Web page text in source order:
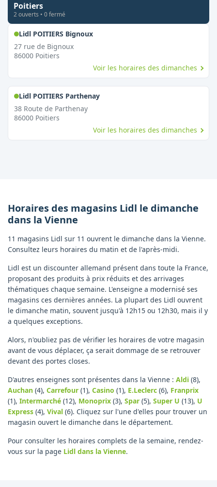
Poitiers
2ouverts • 0fermé
Lidl POITIERS Bignoux,
27 rue de Bignoux
86000 Poitiers
Voir les horaires des dimanches
Lidl POITIERS Parthenay,
38 Route de Parthenay
86000 Poitiers
Voir les horaires des dimanches
Horaires des magasins Lidl le dimanche
dans la Vienne
11 magasins Lidl sur 11 ouvrent le dimanche dans la Vienne.
Consultez leurs horaires du matin et de l'après-midi.
Lidl est un discounter allemand présent dans toute la France,
proposant des produits à prix réduits et des arrivages
thématiques chaque semaine. L'enseigne a modernisé ses
magasins ces dernières années. La plupart des Lidl ouvrent
le dimanche matin, souvent jusqu'à 12h15 ou 12h30, mais il y
a quelques exceptions.
Alors, n'oubliez pas de vérifier les horaires de votre magasin
avant de vous déplacer, ça serait dommage de se retrouver
devant des portes closes.
D'autres enseignes sont présentes dans la Vienne : Aldi (8),
Auchan (4), Carrefour (1), Casino (1), E.Leclerc (6), Franprix
(1), Intermarché (12), Monoprix (3), Spar (5), Super U (13), U
Express (4), Vival (6). Cliquez sur l'une d'elles pour trouver un
magasin ouvert le dimanche dans le département.
Pour consulter les horaires complets de la semaine, rendez-
vous sur la page Lidl dans la Vienne.